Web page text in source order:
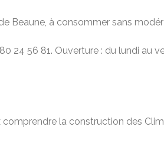
Beaune, à consommer sans
24 56 81. Ouverture : du lundi au
la construction des